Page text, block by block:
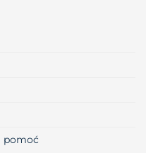
pomoć